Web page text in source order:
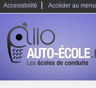
Accessibilité Accéder au menu